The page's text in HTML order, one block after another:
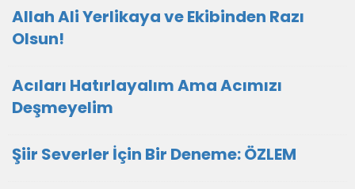
Allah Ali Yerlikaya ve Ekibinden Razı
Olsun!
Acıları Hatırlayalım Ama Acımızı
Deşmeyelim
Şiir Severler İçin Bir Deneme: ÖZLEM